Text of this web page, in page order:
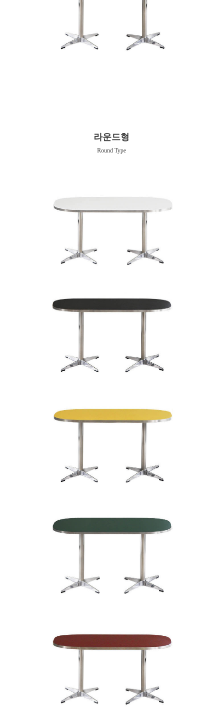
라운드형
Round Type